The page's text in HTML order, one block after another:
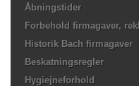
Åbningstider
Forbehold firmagaver,
Historik Bach firmagaver
Beskatningsregler
Hygiejneforhold